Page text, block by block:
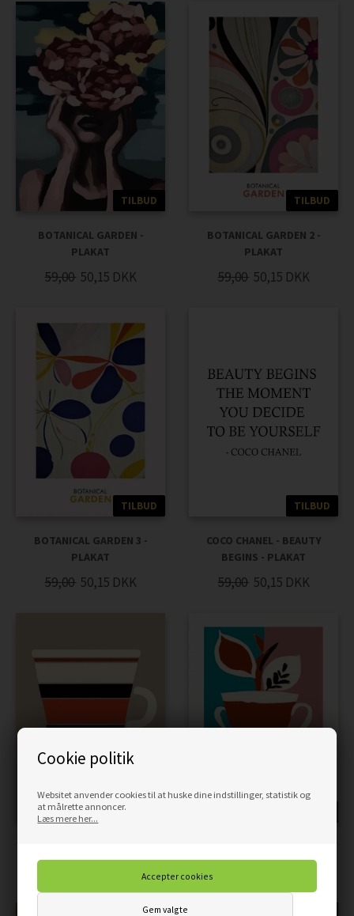
Cookie politik
Websitet anvender cookies til at huske dine indstillinger, statistik og
at målrette annoncer.
Læs mere her...
TILBUD
BOTANICAL GARDEN -
PLAKAT
59,00 50,15 DKK
TILBUD
BOTANICAL GARDEN 2 -
PLAKAT
59,00 50,15 DKK
TILBUD
BOTANICAL GARDEN 3 -
PLAKAT
59,00 50,15 DKK
TILBUD
COCO CHANEL - BEAUTY
BEGINS - PLAKAT
59,00 50,15 DKK
TILBUD